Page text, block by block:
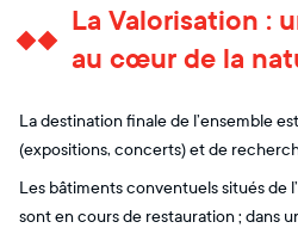
La Valorisation :
au cœur de la
La destination finale de l’ensemble
(expositions, concerts) et de
Les bâtiments conventuels situés de
sont en cours de restauration ; dans